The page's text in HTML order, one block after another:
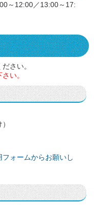
～12:00／13:00～17:
さい。
い。
ォームからお願いし